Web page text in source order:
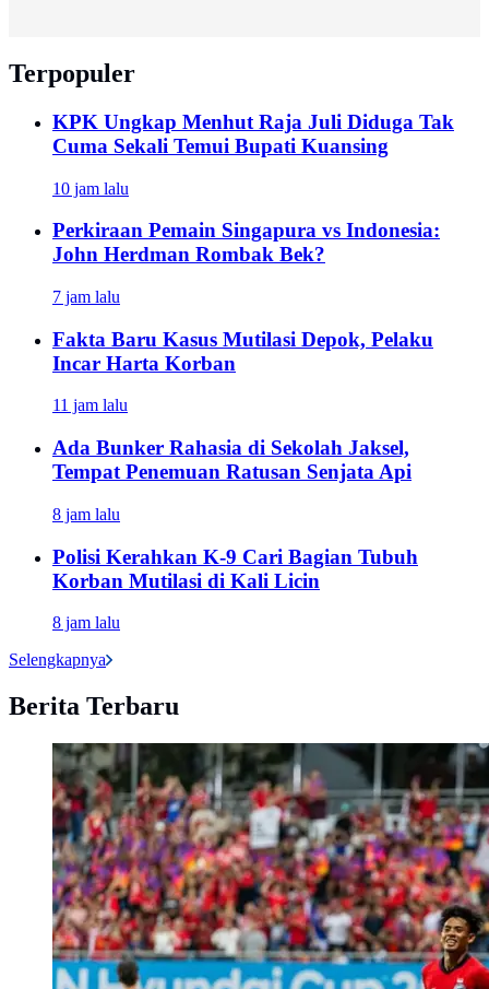
Terpopuler
KPK Ungkap Menhut Raja Juli Diduga Tak
Cuma Sekali Temui Bupati Kuansing
10 jam lalu
Perkiraan Pemain Singapura vs Indonesia:
John Herdman Rombak Bek?
7 jam lalu
Fakta Baru Kasus Mutilasi Depok, Pelaku
Incar Harta Korban
11 jam lalu
Ada Bunker Rahasia di Sekolah Jaksel,
Tempat Penemuan Ratusan Senjata Api
8 jam lalu
Polisi Kerahkan K-9 Cari Bagian Tubuh
Korban Mutilasi di Kali Licin
8 jam lalu
Selengkapnya
Berita Terbaru